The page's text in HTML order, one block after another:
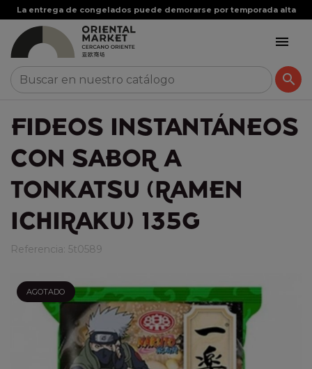
La entrega de congelados puede demorarse por temporada alta


FIDEOS INSTANTÁNEOS
CON SABOR A
TONKATSU (RAMEN
ICHIRAKU) 135G
Referencia: 5t0589
AGOTADO